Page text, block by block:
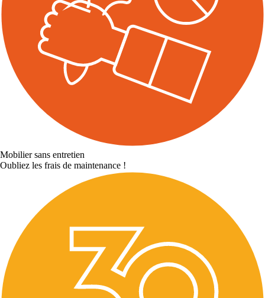
Mobilier sans entretien
Oubliez les frais de maintenance !